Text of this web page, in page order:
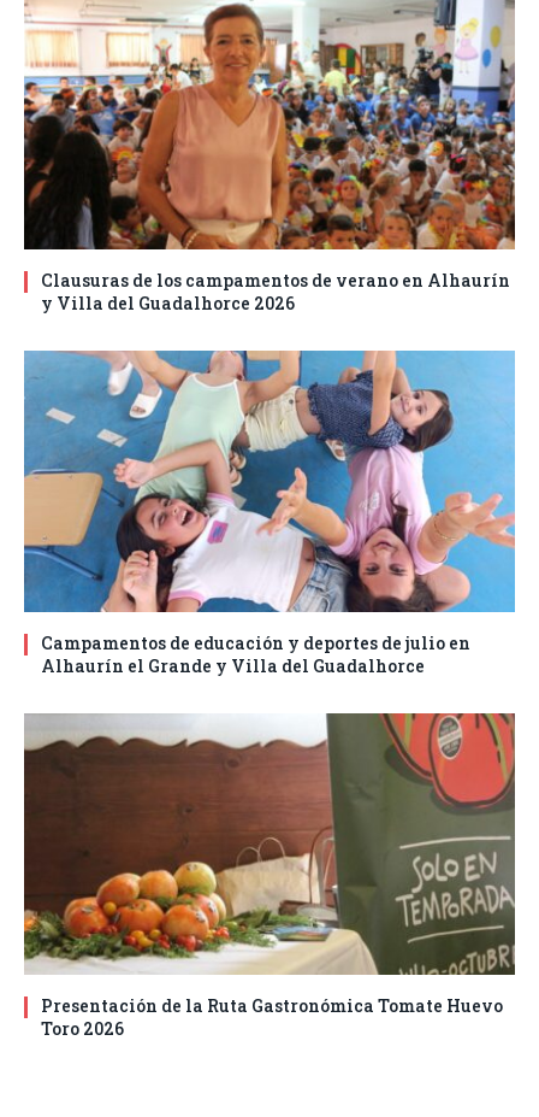
Clausuras de los campamentos de verano en Alhaurín
y Villa del Guadalhorce 2026
Campamentos de educación y deportes de julio en
Alhaurín el Grande y Villa del Guadalhorce
Presentación de la Ruta Gastronómica Tomate Huevo
Toro 2026